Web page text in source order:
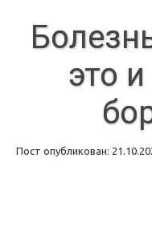
это
Пост опубликован: